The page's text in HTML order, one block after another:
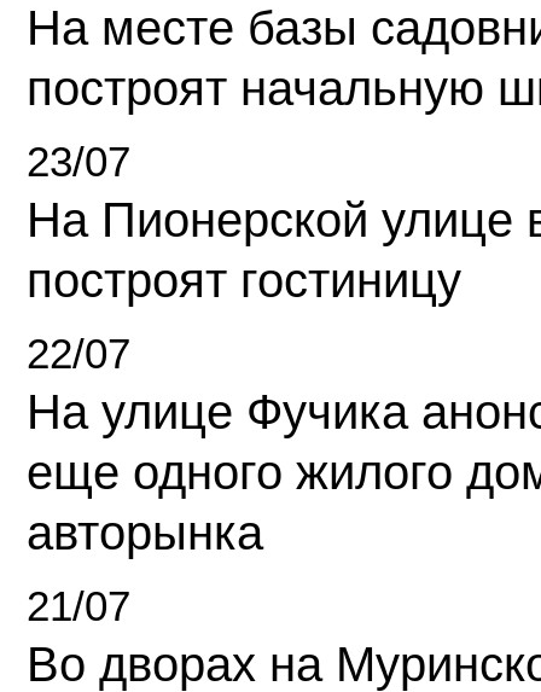
На месте базы
построят начальную
23/07
На Пионерской улице
построят гостиницу
22/07
На улице Фучика
еще одного жилого
авторынка
21/07
Во дворах на